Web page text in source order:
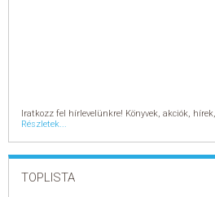
Iratkozz fel hírlevelünkre! Könyvek, akciók,
Részletek...
TOPLISTA